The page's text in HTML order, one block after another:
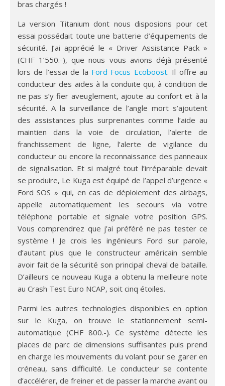
bras chargés !
La version Titanium dont nous disposions pour cet
essai possédait toute une batterie d’équipements de
sécurité. J’ai apprécié le « Driver Assistance Pack »
(CHF 1’550.-), que nous vous avions déjà présenté
lors de l’essai de la Ford Focus Ecoboost. Il offre au
conducteur des aides à la conduite qui, à condition de
ne pas s’y fier aveuglement, ajoute au confort et à la
sécurité. A la surveillance de l’angle mort s’ajoutent
des assistances plus surprenantes comme l’aide au
maintien dans la voie de circulation, l’alerte de
franchissement de ligne, l’alerte de vigilance du
conducteur ou encore la reconnaissance des panneaux
de signalisation. Et si malgré tout l’irréparable devait
se produire, Le Kuga est équipé de l’appel d’urgence «
Ford SOS » qui, en cas de déploiement des airbags,
appelle automatiquement les secours via votre
téléphone portable et signale votre position GPS.
Vous comprendrez que j’ai préféré ne pas tester ce
système ! Je crois les ingénieurs Ford sur parole,
d’autant plus que le constructeur américain semble
avoir fait de la sécurité son principal cheval de bataille.
D’ailleurs ce nouveau Kuga a obtenu la meilleure note
au Crash Test Euro NCAP, soit cinq étoiles.
Parmi les autres technologies disponibles en option
sur le Kuga, on trouve le stationnement semi-
automatique (CHF 800.-). Ce système détecte les
places de parc de dimensions suffisantes puis prend
en charge les mouvements du volant pour se garer en
créneau, sans difficulté. Le conducteur se contente
d’accélérer, de freiner et de passer la marche avant ou